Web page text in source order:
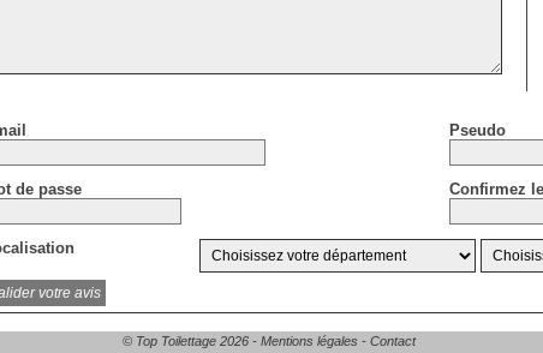
Pseudo
de passe Confirmez
© Top Toilettage 2026 - Mentions légales - Contact